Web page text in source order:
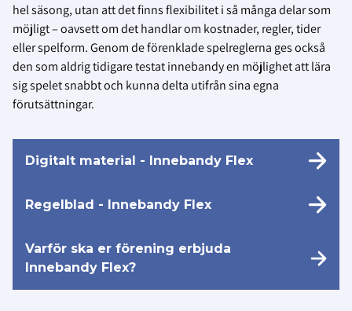
hel säsong, utan att det finns flexibilitet i så många delar som
möjligt – oavsett om det handlar om kostnader, regler, tider
eller spelform. Genom de förenklade spelreglerna ges också
den som aldrig tidigare testat innebandy en möjlighet att lära
sig spelet snabbt och kunna delta utifrån sina egna
förutsättningar.
Digitalt material - Innebandy Flex
Regelblad - Innebandy Flex
Varför ska er förening erbjuda
Innebandy Flex?